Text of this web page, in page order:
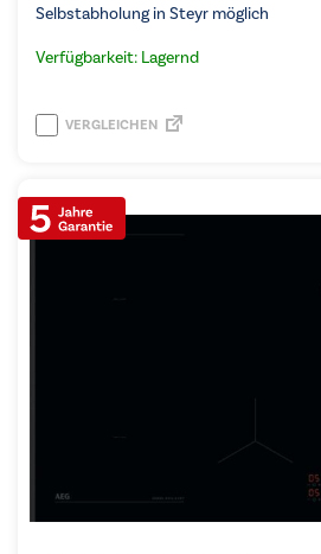
Selbstabholung in Steyr möglich
Verfügbarkeit: Lagernd
VERGLEICHEN